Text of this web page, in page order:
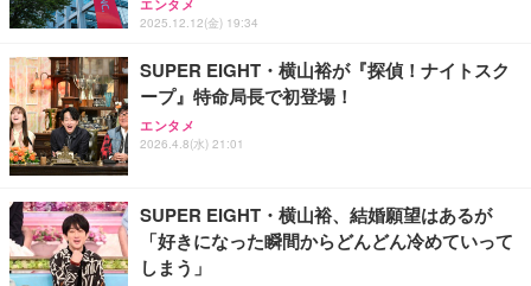
エンタメ
2025.12.12(金) 19:34
SUPER EIGHT・横山裕が『探偵！ナイトスク
ープ』特命局長で初登場！
エンタメ
2026.4.8(水) 21:01
SUPER EIGHT・横山裕、結婚願望はあるが
「好きになった瞬間からどんどん冷めていって
しまう」